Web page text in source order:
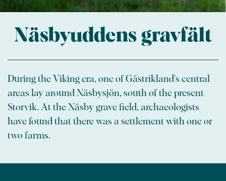
Näsbyuddens gravfält
During the Viking era, one of Gästrikland's central
areas lay around Näsbysjön, south of the present
Storvik. At the Näsby grave field, archaeologists
have found that there was a settlement with one or
two farms.